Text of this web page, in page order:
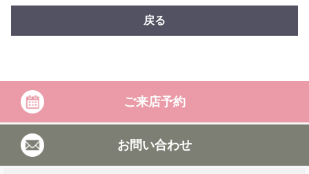
戻る
ご来店予約
お問い合わせ